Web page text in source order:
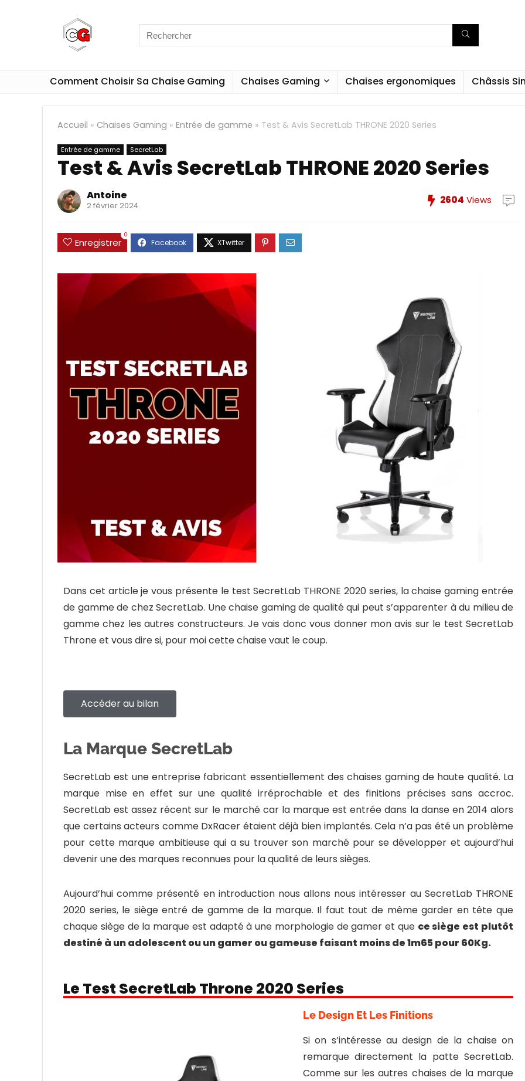
Comment Choisir Sa Chaise Gaming Chaises Gaming Chaises ergonomiques Châssis
Accueil » Chaises Gaming » Entrée de gamme » Test & Avis SecretLab THRONE 2020 Series
Entrée de gamme SecretLab
Test & Avis SecretLab THRONE 2020 Series
Antoine
2 février 2024 2604 Views
Enregistrer
0
Dans cet article je vous présente le test SecretLab THRONE 2020 series, la chaise gaming entrée
de gamme de chez SecretLab. Une chaise gaming de qualité qui peut s’apparenter à du milieu de
gamme chez les autres constructeurs. Je vais donc vous donner mon avis sur le test SecretLab
Throne et vous dire si, pour moi cette chaise vaut le coup.
Accéder au bilan
La Marque SecretLab
SecretLab est une entreprise fabricant essentiellement des chaises gaming de haute qualité. La
marque mise en effet sur une qualité irréprochable et des finitions précises sans accroc.
SecretLab est assez récent sur le marché car la marque est entrée dans la danse en 2014 alors
que certains acteurs comme DxRacer étaient déjà bien implantés. Cela n’a pas été un problème
pour cette marque ambitieuse qui a su trouver son marché pour se développer et aujourd’hui
devenir une des marques reconnues pour la qualité de leurs sièges.
Aujourd’hui comme présenté en introduction nous allons nous intéresser au SecretLab THRONE
2020 series, le siège entré de gamme de la marque. Il faut tout de même garder en tête que
chaque siège de la marque est adapté à une morphologie de gamer et que ce siège est plutôt
destiné à un adolescent ou un gamer ou gameuse faisant moins de 1m65 pour 60Kg.
Le Test SecretLab Throne 2020 Series
Le Design Et Les Finitions
Si on s’intéresse au design de la chaise on
remarque directement la patte SecretLab.
Comme sur les autres chaises de la marque